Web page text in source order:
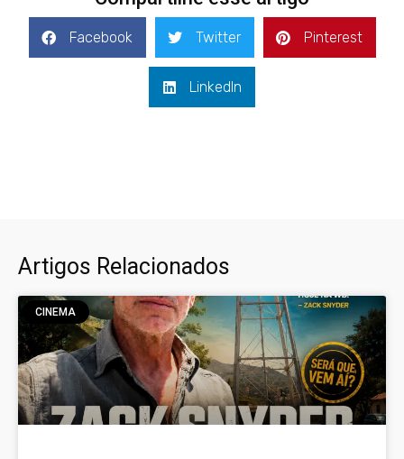
Facebook Twitter Pinterest
LinkedIn
Artigos Relacionados
CINEMA